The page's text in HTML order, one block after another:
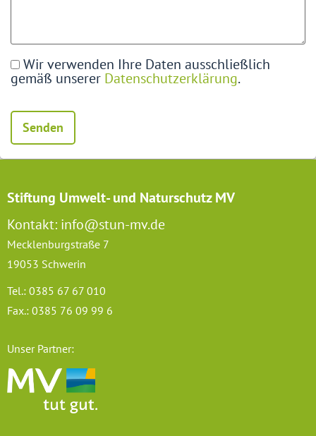
Wir verwenden Ihre Daten ausschließlich
gemäß unserer Datenschutzerklärung.
Stiftung Umwelt- und Naturschutz MV
Kontakt: info@stun-mv.de
Mecklenburgstraße 7
19053 Schwerin
Tel.: 0385 67 67 010
Fax.: 0385 76 09 99 6
Unser Partner: